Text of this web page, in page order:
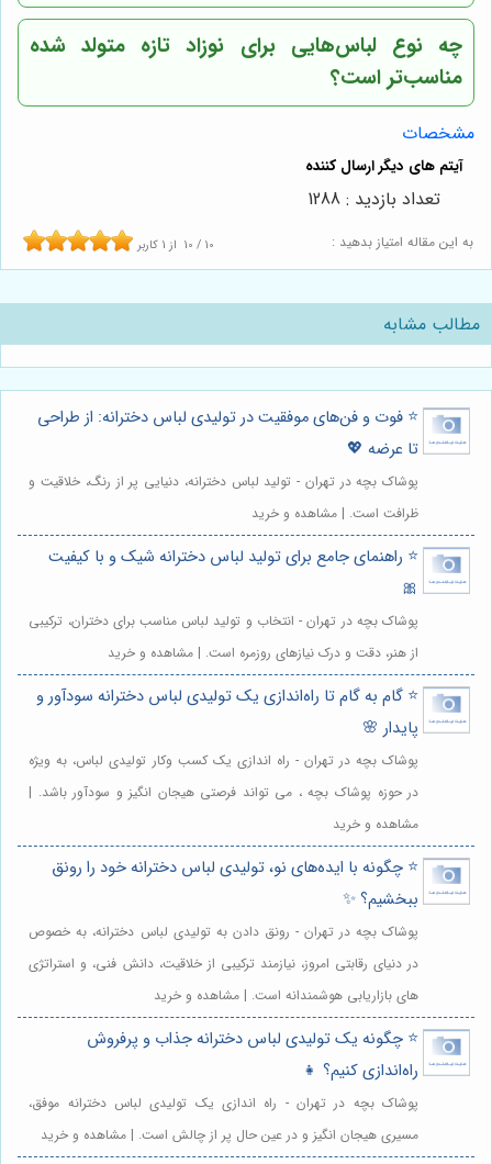
چه نوع لباس‌هایی برای نوزاد تازه متولد شده
مناسب‌تر است؟
مشخصات
به این مقاله امتیاز بدهید : 10 / 10 از 1 کاربر
تعداد بازدید : 1288
مطالب مشابه
⭐️ فوت و فن‌های موفقیت در تولیدی لباس دخترانه: از طراحی
تا عرضه 💖
پوشاک بچه در تهران - تولید لباس دخترانه، دنیایی پر از رنگ، خلاقیت و
ظرافت است. | مشاهده و خرید
⭐️ راهنمای جامع برای تولید لباس دخترانه شیک و با کیفیت
🎀
پوشاک بچه در تهران - انتخاب و تولید لباس مناسب برای دختران، ترکیبی
از هنر، دقت و درک نیازهای روزمره است. | مشاهده و خرید
⭐️ گام به گام تا راه‌اندازی یک تولیدی لباس دخترانه سودآور و
پایدار 🌸
پوشاک بچه در تهران - راه اندازی یک کسب وکار تولیدی لباس، به ویژه
در حوزه پوشاک بچه ، می تواند فرصتی هیجان انگیز و سودآور باشد. |
مشاهده و خرید
⭐️ چگونه با ایده‌های نو، تولیدی لباس دخترانه خود را رونق
ببخشیم؟ ✨
پوشاک بچه در تهران - رونق دادن به تولیدی لباس دخترانه، به خصوص
در دنیای رقابتی امروز، نیازمند ترکیبی از خلاقیت، دانش فنی، و استراتژی
های بازاریابی هوشمندانه است. | مشاهده و خرید
⭐️ چگونه یک تولیدی لباس دخترانه جذاب و پرفروش
راه‌اندازی کنیم؟ 👧
پوشاک بچه در تهران - راه اندازی یک تولیدی لباس دخترانه موفق،
مسیری هیجان انگیز و در عین حال پر از چالش است. | مشاهده و خرید